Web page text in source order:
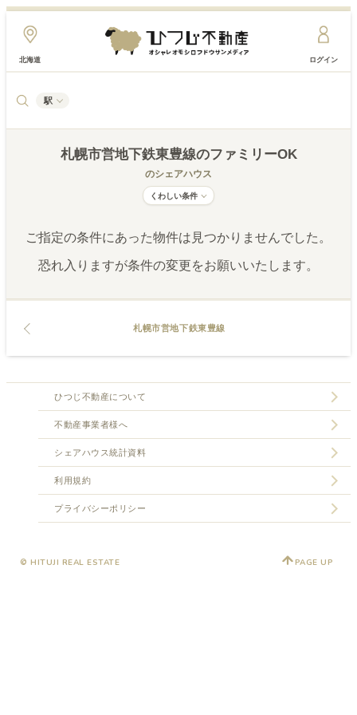
北海道 ログイン
駅
札幌市営地下鉄東豊線のファミリーOK
のシェアハウス
くわしい条件
ご指定の条件にあった物件は見つかりませんでした。
恐れ入りますが条件の変更をお願いいたします。
札幌市営地下鉄東豊線
ひつじ不動産について
不動産事業者様へ
シェアハウス統計資料
利用規約
プライバシーポリシー
© HITUJI REAL ESTATE PAGE UP